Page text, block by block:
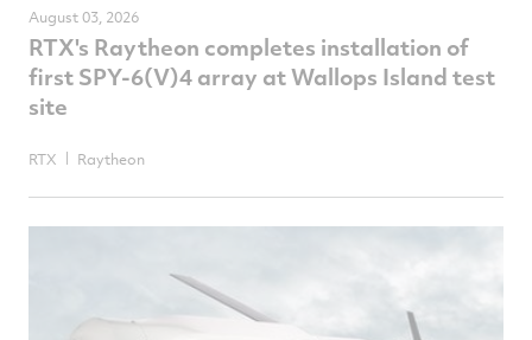
August 03, 2026
RTX's Raytheon completes installation of
first SPY-6(V)4 array at Wallops Island test
site
RTX Raytheon